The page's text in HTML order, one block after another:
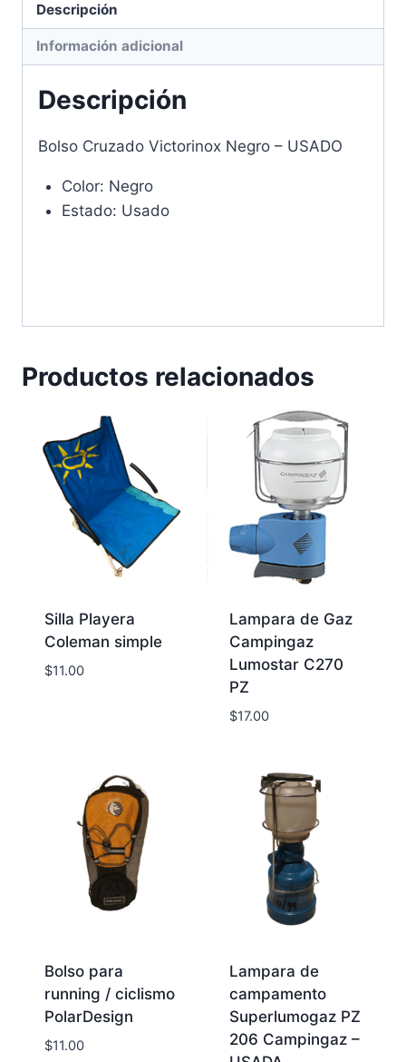
Descripción
Información adicional
Descripción
Bolso Cruzado Victorinox Negro – USADO
Color: Negro
Estado: Usado
Productos relacionados
Silla Playera
Coleman simple
$11.00
Lampara de Gaz
Campingaz
Lumostar C270
PZ
$17.00
Bolso para
running / ciclismo
PolarDesign
$11.00
Lampara de
campamento
Superlumogaz PZ
206 Campingaz –